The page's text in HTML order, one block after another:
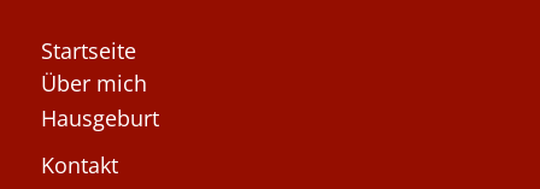
Startseite
Über mich
Hausgeburt
Kontakt